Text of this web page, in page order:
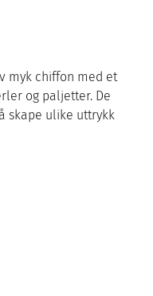
myk chiffon med et
og paljetter. De
skape ulike uttrykk